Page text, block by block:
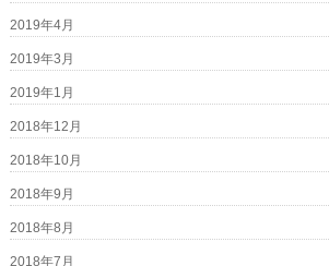
2019年4月
2019年3月
2019年1月
2018年12月
2018年10月
2018年9月
2018年8月
2018年7月